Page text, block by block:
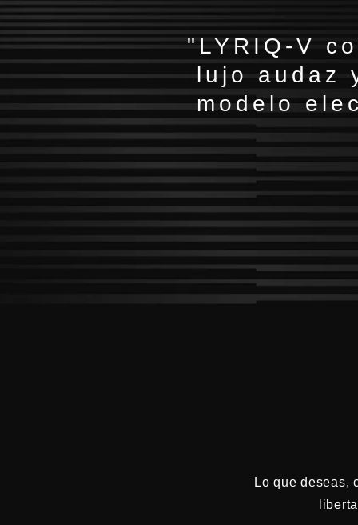
"LYRIQ-V
lujo audaz
modelo
Lo que deseas,